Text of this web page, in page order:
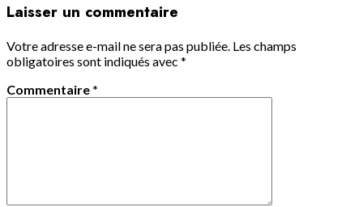
Laisser un commentaire
Votre adresse e-mail ne sera pas publiée. Les champs
obligatoires sont indiqués avec *
Commentaire *